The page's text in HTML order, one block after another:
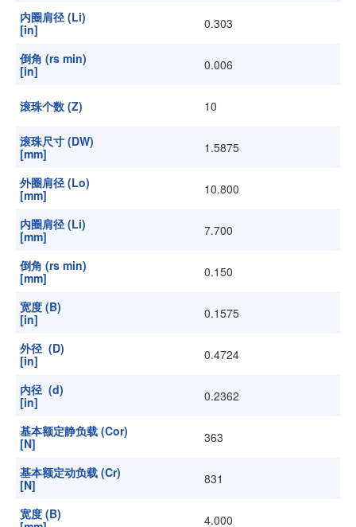
内圈肩径 (Li)
[in]
0.303
倒角 (rs min)
[in]
0.006
滚珠个数 (Z) 10
滚珠尺寸 (DW)
[mm]
1.5875
外圈肩径 (Lo)
[mm]
10.800
内圈肩径 (Li)
[mm]
7.700
倒角 (rs min)
[mm]
0.150
宽度 (B)
[in]
0.1575
外径 (D)
[in]
0.4724
内径 (d)
[in]
0.2362
基本额定静负载 (Cor)
[N]
363
基本额定动负载 (Cr)
[N]
831
宽度 (B)
4.000